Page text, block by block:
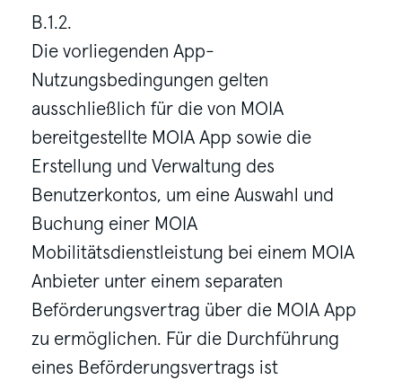
B.1.2.
Die vorliegenden App-
Nutzungsbedingungen gelten
ausschließlich für die von MOIA
bereitgestellte MOIA App sowie die
Erstellung und Verwaltung des
Benutzerkontos, um eine Auswahl und
Buchung einer MOIA
Mobilitätsdienstleistung bei einem MOIA
Anbieter unter einem separaten
Beförderungsvertrag über die MOIA App
zu ermöglichen. Für die Durchführung
eines Beförderungsvertrags ist